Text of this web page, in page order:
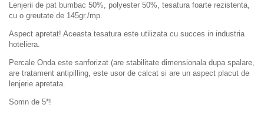
Lenjerii de pat bumbac 50%, polyester 50%, tesatura foarte rezistenta,
cu o greutate de 145gr./mp.
Aspect apretat! Aceasta tesatura este utilizata cu succes in industria
hoteliera.
Percale Onda este sanforizat (are stabilitate dimensionala dupa spalare,
are tratament antipilling, este usor de calcat si are un aspect placut de
lenjerie apretata.
Somn de 5*!